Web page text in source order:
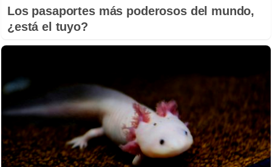
Los pasaportes más poderosos del mundo,
¿está el tuyo?